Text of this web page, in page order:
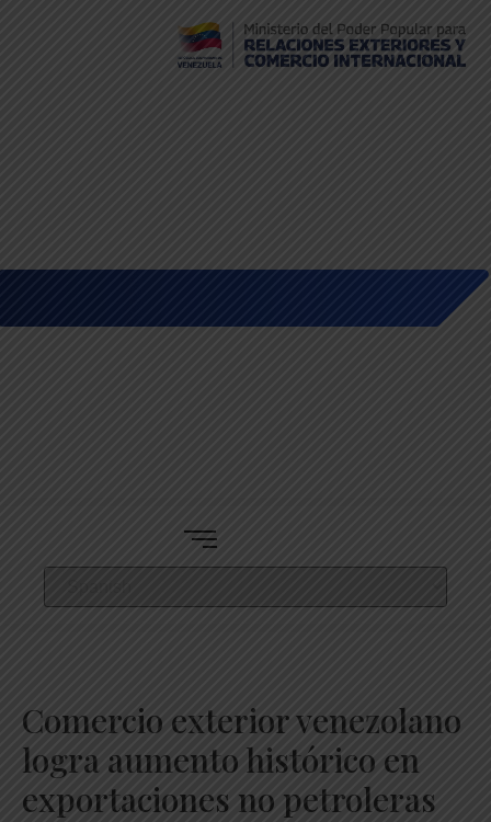
Comercio exterior venezolano
logra aumento histórico en
exportaciones no petroleras